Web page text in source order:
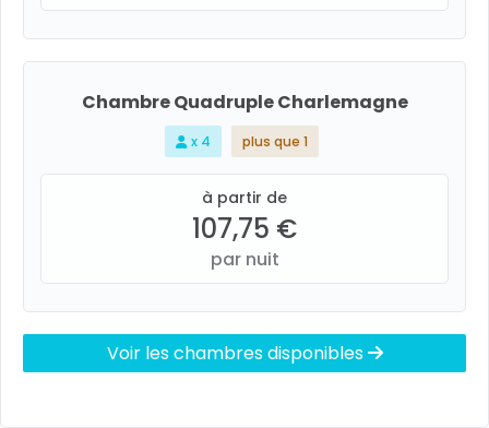
Chambre Quadruple Charlemagne
x 4 plus que 1
à partir de
107,75 €
par nuit
Voir les chambres disponibles